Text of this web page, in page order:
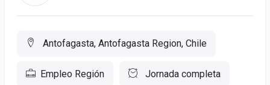
Antofagasta, Antofagasta Region, Chile
Empleo Región Jornada completa